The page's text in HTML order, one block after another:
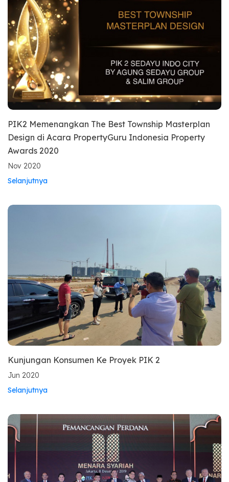
PIK2 Memenangkan The Best Township Masterplan
Design di Acara PropertyGuru Indonesia Property
Awards 2020
Nov 2020
Selanjutnya
Kunjungan Konsumen Ke Proyek PIK 2
Jun 2020
Selanjutnya